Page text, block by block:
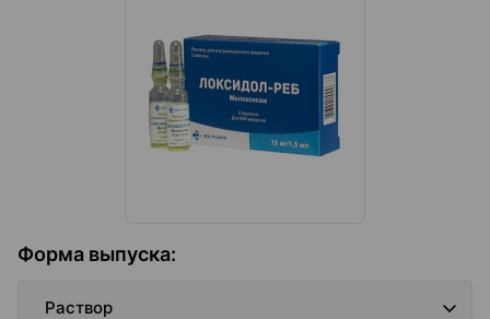
Форма выпуска:
Раствор